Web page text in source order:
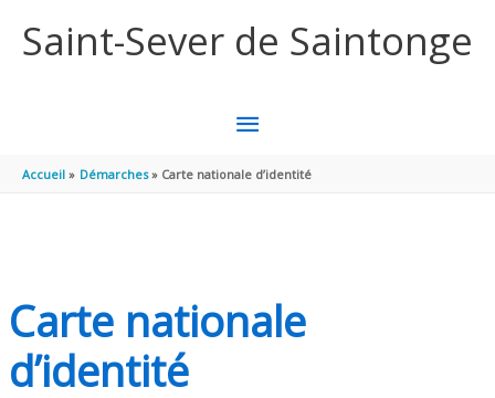
Saint-Sever de Saintonge
MENU
PRINCIPAL
Accueil Démarches Carte nationale d’identité
Carte nationale
d’identité